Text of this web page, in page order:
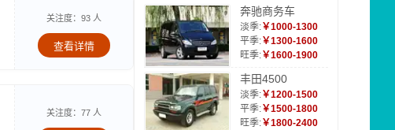
关注度：93 人
查看详情
关注度：77 人
奔驰商务车
淡季:￥1000-1300
平季:￥1300-1600
旺季:￥1600-1900
丰田4500
淡季:￥1200-1500
平季:￥1500-1800
旺季:￥1800-2400